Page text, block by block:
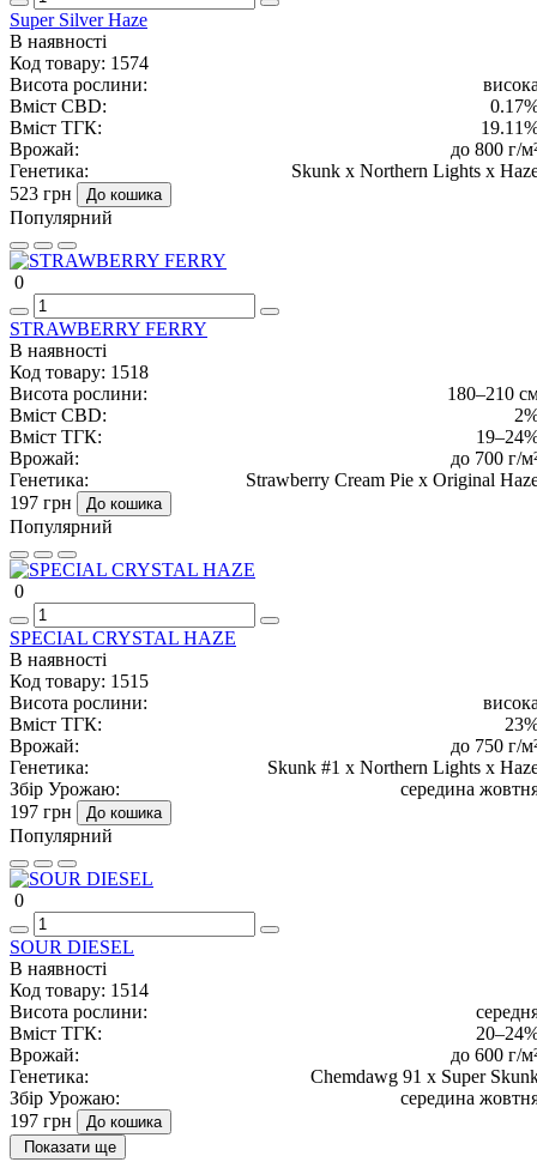
Super Silver Haze
В наявності
Код товару: 1574
Висота рослини:
Вміст CBD:
Вміст ТГК:
Врожай:
до 800 г/
Генетика:
Skunk x Northern Lights x
523 грн
До кошика
Популярний
0
STRAWBERRY FERRY
В наявності
Код товару: 1518
Висота рослини:
180–210
Вміст CBD:
Вміст ТГК:
Врожай:
до 700 г/
Генетика:
Strawberry Cream Pie x Original
197 грн
До кошика
Популярний
0
SPECIAL CRYSTAL HAZE
В наявності
Код товару: 1515
Висота рослини:
Вміст ТГК:
Врожай:
до 750 г/
Генетика:
Skunk #1 x Northern Lights x
Збір Урожаю:
середина
197 грн
До кошика
Популярний
0
SOUR DIESEL
В наявності
Код товару: 1514
Висота рослини:
Вміст ТГК:
Врожай:
до 600 г/
Генетика:
Chemdawg 91 x Super
Збір Урожаю:
середина
197 грн
До кошика
Показати ще